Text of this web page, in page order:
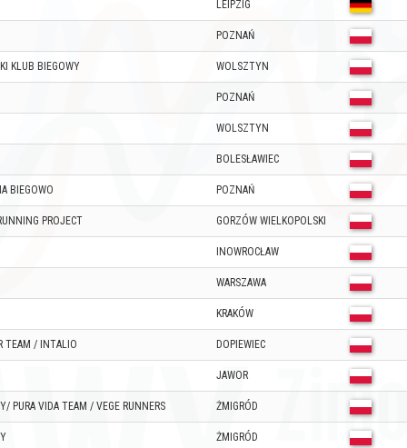
LEIPZIG
POZNAŃ
KLUB BIEGOWY WOLSZTYN
POZNAŃ
WOLSZTYN
BOLESŁAWIEC
BIEGOWO POZNAŃ
PROJECT GORZÓW WIELKOPOLSKI
INOWROCŁAW
WARSZAWA
KRAKÓW
TEAM / INTALIO DOPIEWIEC
JAWOR
PURA VIDA TEAM / VEGE RUNNERS ŻMIGRÓD
ŻMIGRÓD